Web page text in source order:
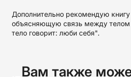
Дополнительно рекомендую
объясняющую связь между
тело говорит: люби себя".
Вам также